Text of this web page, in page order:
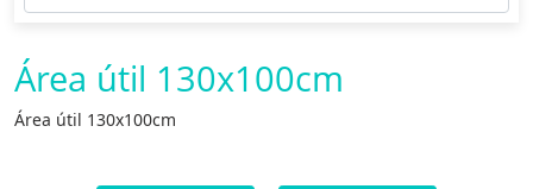
Área útil 130x100cm
Área útil 130x100cm